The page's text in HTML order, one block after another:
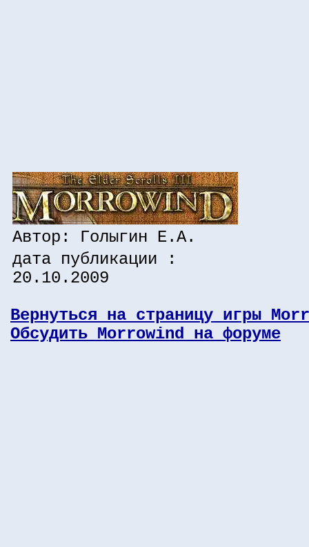
Автор: Голыгин Е.А.
дата публикации :
20.10.2009
Вернуться на страницу игры
Обсудить Morrowind на форуме